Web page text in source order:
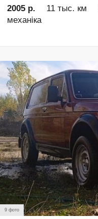
2005 р. 11 тыс. км
механіка
9 фото